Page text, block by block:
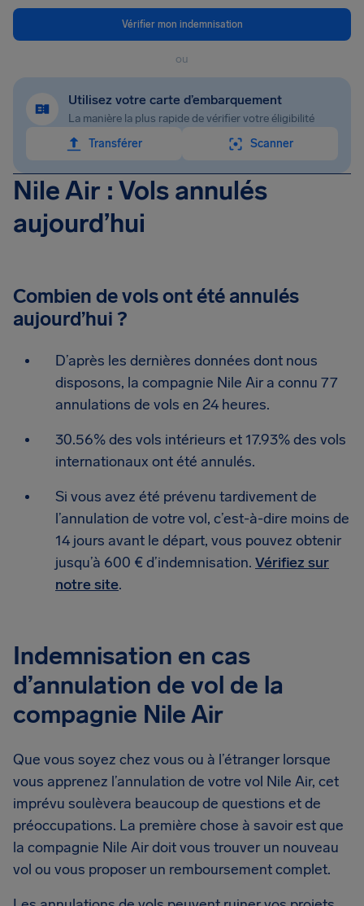
Vérifier mon indemnisation
ou
Utilisez votre carte d’embarquement
La manière la plus rapide de vérifier votre éligibilité
Transférer
Scanner
Nile Air : Vols annulés
aujourd’hui
Combien de vols ont été annulés
aujourd’hui ?
D’après les dernières données dont nous
disposons, la compagnie Nile Air a connu 77
annulations de vols en 24 heures.
30.56% des vols intérieurs et 17.93% des vols
internationaux ont été annulés.
Si vous avez été prévenu tardivement de
l’annulation de votre vol, c’est-à-dire moins de
14 jours avant le départ, vous pouvez obtenir
jusqu’à 600 € d’indemnisation. Vérifiez sur
notre site.
Indemnisation en cas
d’annulation de vol de la
compagnie Nile Air
Que vous soyez chez vous ou à l’étranger lorsque
vous apprenez l’annulation de votre vol Nile Air, cet
imprévu soulèvera beaucoup de questions et de
préoccupations. La première chose à savoir est que
la compagnie Nile Air doit vous trouver un nouveau
vol ou vous proposer un remboursement complet.